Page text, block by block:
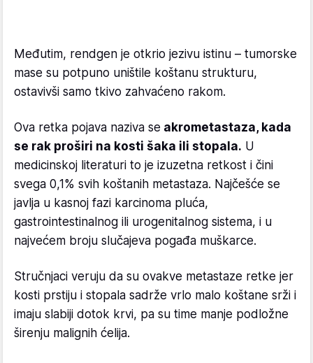
Međutim, rendgen je otkrio jezivu istinu – tumorske
mase su potpuno uništile koštanu strukturu,
ostavivši samo tkivo zahvaćeno rakom.
Ova retka pojava naziva se akrometastaza, kada
se rak proširi na kosti šaka ili stopala. U
medicinskoj literaturi to je izuzetna retkost i čini
svega 0,1% svih koštanih metastaza. Najčešće se
javlja u kasnoj fazi karcinoma pluća,
gastrointestinalnog ili urogenitalnog sistema, i u
najvećem broju slučajeva pogađa muškarce.
Stručnjaci veruju da su ovakve metastaze retke jer
kosti prstiju i stopala sadrže vrlo malo koštane srži i
imaju slabiji dotok krvi, pa su time manje podložne
širenju malignih ćelija.